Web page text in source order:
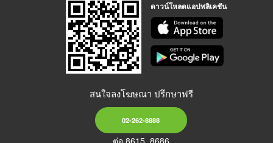
ดาวน์โหลดแอปพลิเคชัน
สนใจลงโฆษณา ปรึกษาฟรี
02-262-8888